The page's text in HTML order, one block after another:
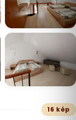
16 kép